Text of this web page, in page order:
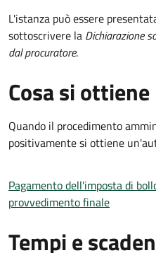
L'istanza può essere
sottoscrivere la Dichiarazione
dal procuratore.
Cosa si ottiene
Quando il procedimento
positivamente si ottiene
Pagamento dell'imposta di
provvedimento finale
Tempi e